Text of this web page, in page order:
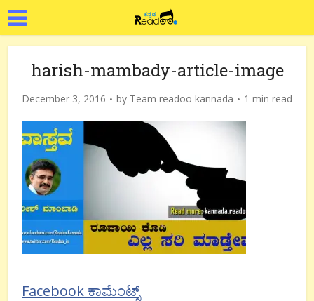
harish-mambady-article-image
December 3, 2016 by Team readoo kannada 1 min read
Facebook ಕಾಮೆಂಟ್ಸ್